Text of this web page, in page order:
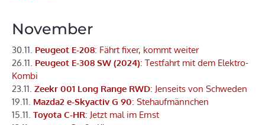
November
30.11. Peugeot E-208: Fährt fixer, kommt weiter
26.11. Peugeot E-308 SW (2024): Testfahrt mit dem Elektro-
Kombi
23.11. Zeekr 001 Long Range RWD: Jenseits von Schweden
19.11. Mazda2 e-Skyactiv G 90: Stehaufmännchen
15.11. Toyota C-HR: Jetzt mal im Ernst